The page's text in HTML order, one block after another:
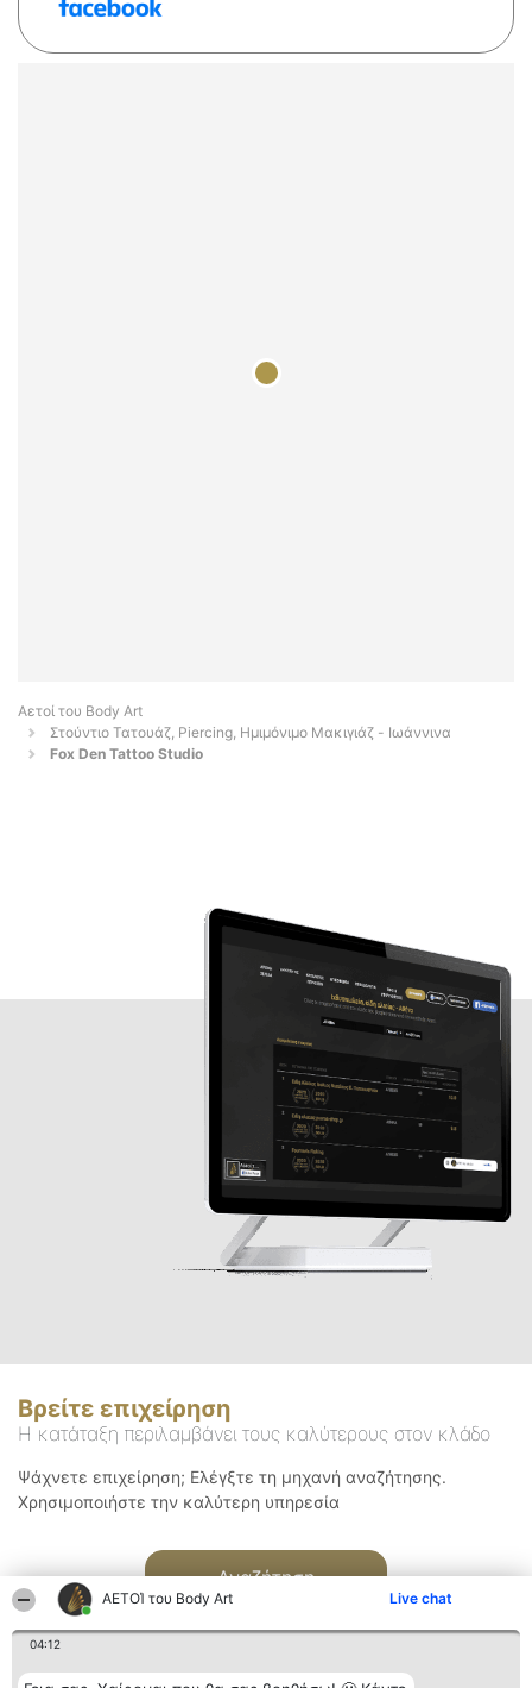
ΑΕΤΟΊ του Body Art Live chat
04:12
Αετοί του Body Art
Στούντιο Τατουάζ, Piercing, Ημιμόνιμο Μακιγιάζ - Ιωάννινα
Fox Den Tattoo Studio
Βρείτε επιχείρηση
Η κατάταξη περιλαμβάνει τους καλύτερους στον κλάδο
Ψάχνετε επιχείρηση; Ελέγξτε τη μηχανή αναζήτησης.
Χρησιμοποιήστε την καλύτερη υπηρεσία
Αναζήτηση